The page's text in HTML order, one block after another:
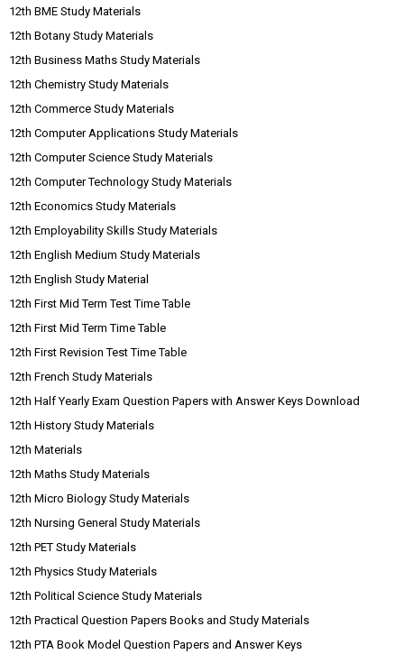
12th BME Study Materials
12th Botany Study Materials
12th Business Maths Study Materials
12th Chemistry Study Materials
12th Commerce Study Materials
12th Computer Applications Study Materials
12th Computer Science Study Materials
12th Computer Technology Study Materials
12th Economics Study Materials
12th Employability Skills Study Materials
12th English Medium Study Materials
12th English Study Material
12th First Mid Term Test Time Table
12th First Mid Term Time Table
12th First Revision Test Time Table
12th French Study Materials
12th Half Yearly Exam Question Papers with Answer Keys Download
12th History Study Materials
12th Materials
12th Maths Study Materials
12th Micro Biology Study Materials
12th Nursing General Study Materials
12th PET Study Materials
12th Physics Study Materials
12th Political Science Study Materials
12th Practical Question Papers Books and Study Materials
12th PTA Book Model Question Papers and Answer Keys